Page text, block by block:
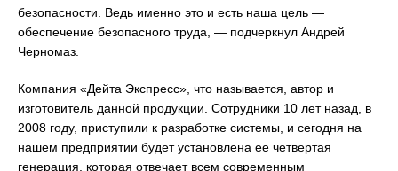
безопасности. Ведь именно это и есть наша цель —
обеспечение безопасного труда, — подчеркнул Андрей
Черномаз.
Компания «Дейта Экспресс», что называется, автор и
изготовитель данной продукции. Сотрудники 10 лет назад, в
2008 году, приступили к разработке системы, и сегодня на
нашем предприятии будет установлена ее четвертая
генерация, которая отвечает всем современным